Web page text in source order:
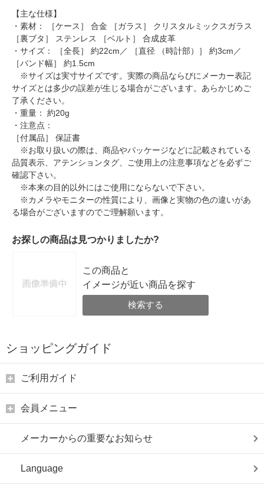
【主な仕様】
・素材： ［ケース］ 合金 ［ガラス］ クリスタルミックスガラス
［裏ブタ］ ステンレス ［ベルト］ 合成皮革
・サイズ： ［全長］ 約22cm／ ［直径 （時計部）］ 約3cm／
［バンド幅］ 約1.5cm
※サイズは実寸サイズです。実際の商品ならびにメーカー表記
サイズとは多少の誤差が生じる場合がございます。あらかじめご
了承ください。
・重量： 約20g
・注意点：
［付属品］ 保証書
※お取り扱いの際は、商品やパッケージなどに記載されている
品質表示、アテンションタグ、ご使用上の注意事項などを必ずご
確認下さい。
※本来の目的以外にはご使用にならないで下さい。
※カメラやモニターの性質により、画像と実物の色の違いがあ
る場合がございますのでご理解願います。
お探しの商品は見つかりましたか?
この商品と
イメージが近い商品を探す
検索する
ショッピングガイド
ご利用ガイド
会員メニュー
メーカーからの重要なお知らせ
Language